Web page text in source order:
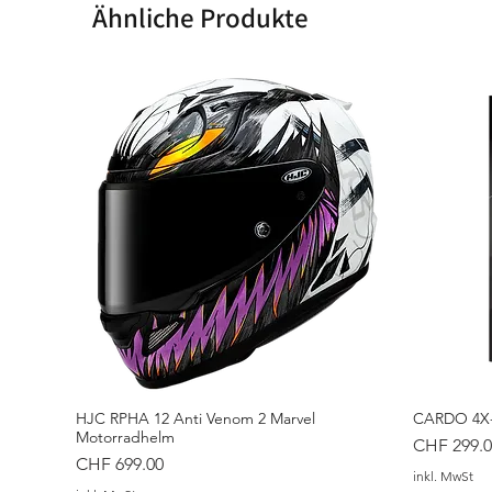
Ähnliche Produkte
HJC RPHA 12 Anti Venom 2 Marvel
Motorradhelm
Preis
CHF 699.00
CARDO
Preis
CHF
inkl. MwSt